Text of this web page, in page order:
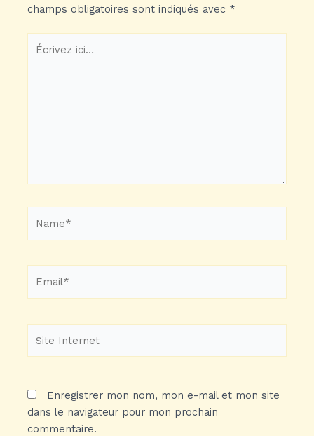
champs obligatoires sont indiqués avec *
Écrivez
ici…
Internet
Enregistrer mon nom, mon e-mail et mon site
dans le navigateur pour mon prochain
commentaire.